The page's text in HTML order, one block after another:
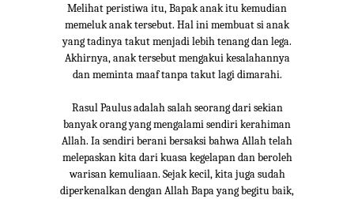
Melihat peristiwa itu, Bapak anak itu kemudian
memeluk anak tersebut. Hal ini membuat si anak
yang tadinya takut menjadi lebih tenang dan lega.
Akhirnya, anak tersebut mengakui kesalahannya
dan meminta maaf tanpa takut lagi dimarahi.
Rasul Paulus adalah salah seorang dari sekian
banyak orang yang mengalami sendiri kerahiman
Allah. Ia sendiri berani bersaksi bahwa Allah telah
melepaskan kita dari kuasa kegelapan dan beroleh
warisan kemuliaan. Sejak kecil, kita juga sudah
diperkenalkan dengan Allah Bapa yang begitu baik,